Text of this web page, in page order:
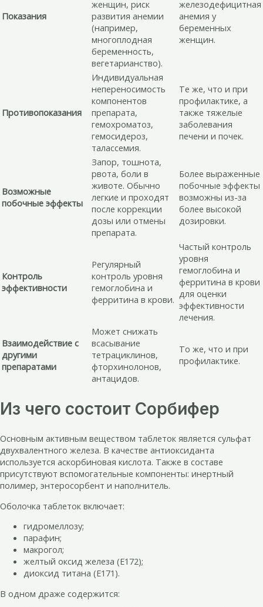
Показания
женщин, риск
развития анемии
(например,
многоплодная
беременность,
вегетарианство).
железодефицитная
анемия у
беременных
женщин.
Противопоказания
Индивидуальная
непереносимость
компонентов
препарата,
гемохроматоз,
гемосидероз,
талассемия.
Те же, что и при
профилактике, а
также тяжелые
заболевания
печени и почек.
Возможные
побочные эффекты
Запор, тошнота,
рвота, боли в
животе. Обычно
легкие и проходят
после коррекции
дозы или отмены
препарата.
Более выраженные
побочные эффекты
возможны из-за
более высокой
дозировки.
Контроль
эффективности
Регулярный
контроль уровня
гемоглобина и
ферритина в крови.
Частый контроль
уровня
гемоглобина и
ферритина в крови
для оценки
эффективности
лечения.
Взаимодействие с
другими
препаратами
Может снижать
всасывание
тетрациклинов,
фторхинолонов,
антацидов.
То же, что и при
профилактике.
Из чего состоит Сорбифер
Основным активным веществом таблеток является сульфат
двухвалентного железа. В качестве антиоксиданта
используется аскорбиновая кислота. Также в составе
присутствуют вспомогательные компоненты: инертный
полимер, энтеросорбент и наполнитель.
Оболочка таблеток включает:
гидромеллозу;
парафин;
макрогол;
желтый оксид железа (Е172);
диоксид титана (Е171).
В одном драже содержится: